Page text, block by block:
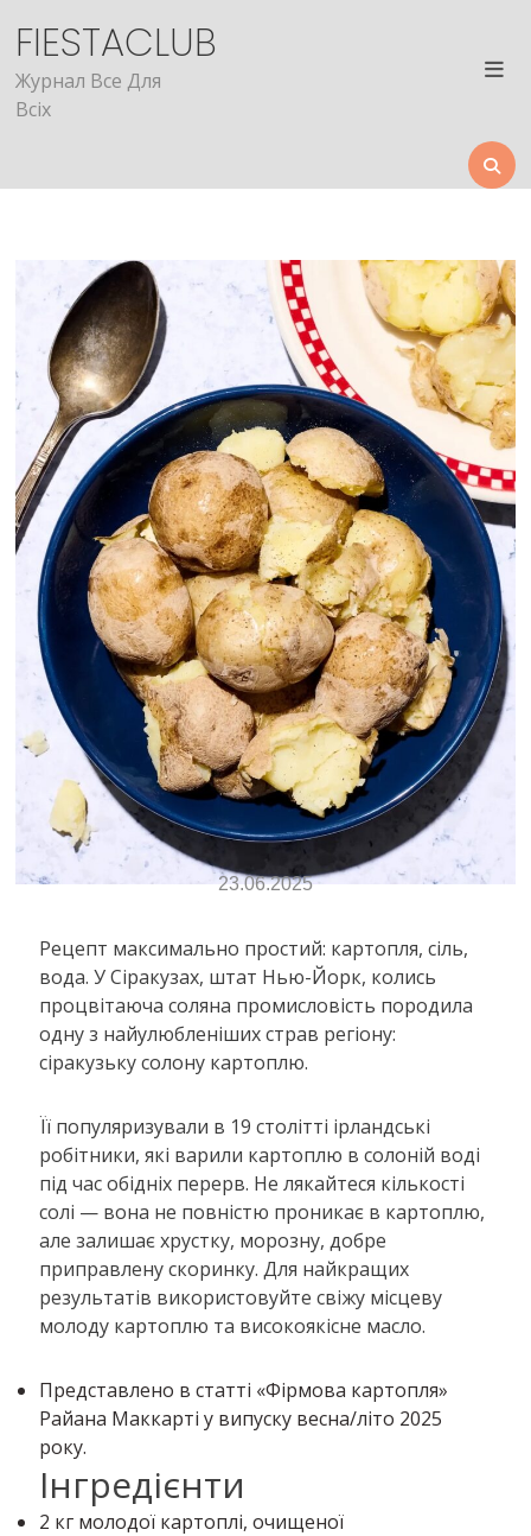
content
FIESTACLUB
Журнал Все Для
Всіх
ВИБІР РЕДАКЦІЇ КУЛІНАРІЯ
Сіракузська Солена Картопля
23.06.2025
Рецепт максимально простий: картопля, сіль,
вода. У Сіракузах, штат Нью-Йорк, колись
процвітаюча соляна промисловість породила
одну з найулюбленіших страв регіону:
сіракузьку солону картоплю.
Її популяризували в 19 столітті ірландські
робітники, які варили картоплю в солоній воді
під час обідніх перерв. Не лякайтеся кількості
солі — вона не повністю проникає в картоплю,
але залишає хрустку, морозну, добре
приправлену скоринку. Для найкращих
результатів використовуйте свіжу місцеву
молоду картоплю та високоякісне масло.
Представлено в статті «Фірмова картопля»
Райана Маккарті у випуску весна/літо 2025
року.
Інгредієнти
2 кг молодої картоплі, очищеної